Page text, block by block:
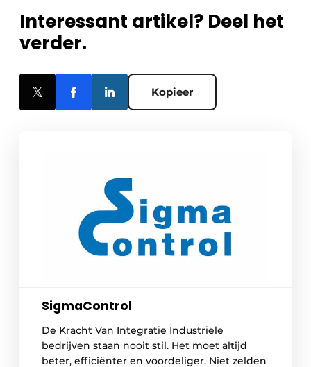
Interessant artikel? Deel het
verder.
Kopieer
SigmaControl
De Kracht Van Integratie Industriële
bedrijven staan nooit stil. Het moet altijd
beter, efficiënter en voordeliger. Niet zelden